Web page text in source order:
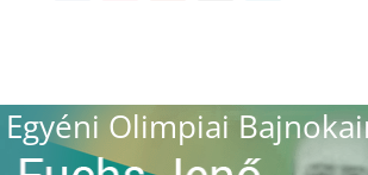
Egyéni Olimpiai